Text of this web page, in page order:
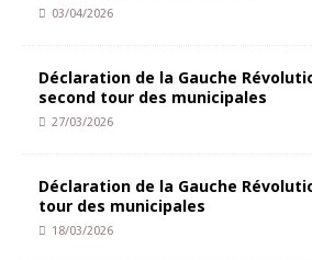
03/04/2026
Déclaration de la Gauche
second tour des municipales
27/03/2026
Déclaration de la Gauche
tour des municipales
18/03/2026